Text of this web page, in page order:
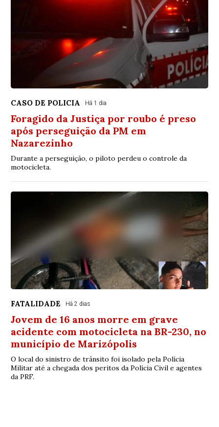
CASO DE POLICIA Há 1 dia
Foragido da Justiça por roubo é preso
após perseguição da PM em
Nazarezinho
Durante a perseguição, o piloto perdeu o controle da
motocicleta.
FATALIDADE Há 2 dias
Jovem de 16 anos morre em grave
acidente com motocicleta na BR-230, no
município de Marizópolis
O local do sinistro de trânsito foi isolado pela Polícia
Militar até a chegada dos peritos da Polícia Civil e agentes
da PRF.